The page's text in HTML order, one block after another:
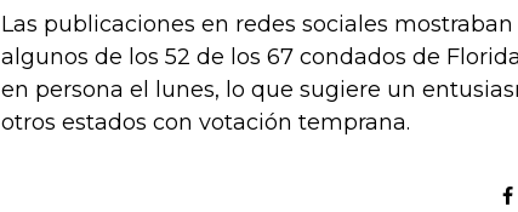
Las publicaciones en redes sociales
algunos de los 52 de los 67 condados de
en persona el lunes, lo que sugiere un
otros estados con votación temprana.